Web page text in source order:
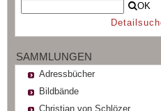
OK
SAMMLUNGEN
Adressbücher
Bildbände
Christian von Schlözer